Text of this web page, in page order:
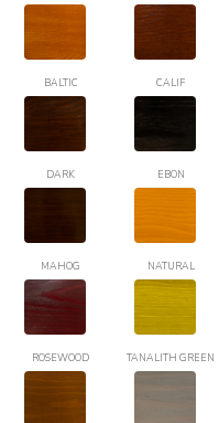
BALTIC CALIF
DARK EBON
MAHOG NATURAL
ROSEWOOD TANALITH GREEN